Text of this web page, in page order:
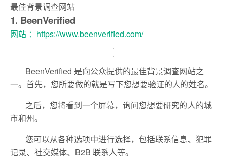
最佳背景调查网站
1. BeenVerified
网站 ：https://www.beenverified.com/
BeenVerified 是向公众提供的最佳背景调查网站之
一。首先，您所要做的就是写下您想要验证的人的姓名。
之后，您将看到一个屏幕，询问您想要研究的人的城
市和州。
您可以从各种选项中进行选择，包括联系信息、犯罪
记录、社交媒体、B2B 联系人等。